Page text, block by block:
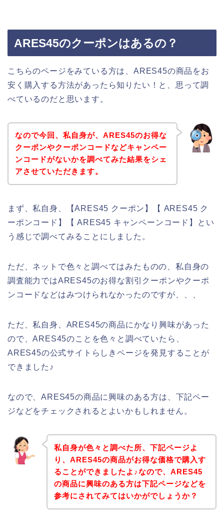
ARES45のクーポンはあるの？
こちらのページをみている方は、ARES45の商品をお
安く購入する方法があったら知りたい！と、思って調
べているのだと思います。
なので今回、私自身が、ARES45のお得な
クーポンやクーポンコードなどキャンペー
ンコードがないかを調べてみた結果をシェ
アさせていただきます。
まず、私自身、【ARES45 クーポン】【 ARES45 ク
ーポンコード】【 ARES45 キャンペーンコード】とい
う感じで調べてみることにしました。
ただ、ネットで色々と調べてはみたものの、私自身の
調査能力ではARES45のお得な割引クーポンやクーポ
ンコードなどはみつけられなかったのですが、、、
ただ、私自身、ARES45の商品にかなり興味があった
ので、ARES45のことを色々と調べていたら、
ARES45の公式サイトらしきページを発見することが
できました♪
なので、ARES45の商品に興味のある方は、下記ペー
ジなどをチェックされるとよいかもしれません。
私自身が色々と調べた所、下記ページよ
り、ARES45の商品がお得な価格で購入す
ることができましたよ♪なので、ARES45
の商品に興味のある方は下記ページなどを
参考にされてみてはいかがでしょうか？